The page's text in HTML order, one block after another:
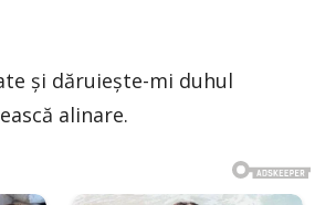
şi dăruieşte-mi du­hul
alinare.